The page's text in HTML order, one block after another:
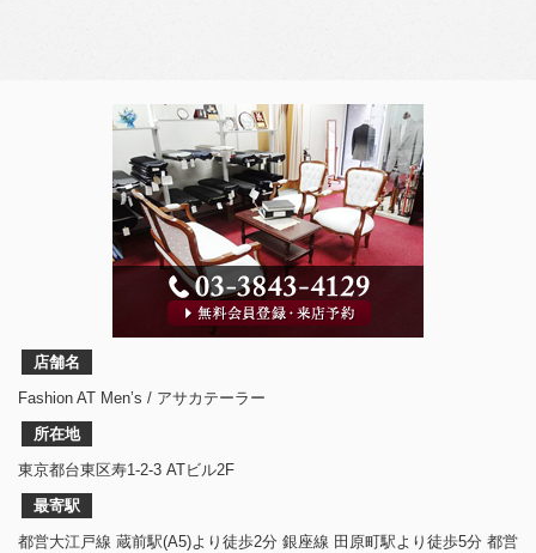
店舗名
Fashion AT Men’s / アサカテーラー
所在地
東京都台東区寿1-2-3 ATビル2F
最寄駅
都営大江戸線 蔵前駅(A5)より徒歩2分 銀座線 田原町駅より徒歩5分 都営